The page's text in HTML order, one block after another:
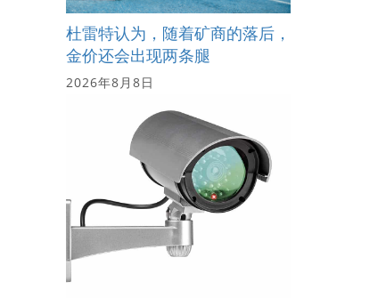
杜雷特认为，随着矿商的落后，
金价还会出现两条腿
2026年8月8日